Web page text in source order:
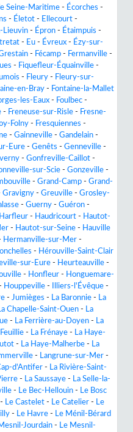
Seine-Maritime - Écorches -
- Életot - Ellecourt -
Lieuvin - Épron - Étaimpuis -
- Eu - Évreux - Ézy-sur-
- Fécamp - Fermanville -
- Fiquefleur-Équainville -
- Fleury - Fleury-sur-
en-Bray - Fontaine-la-Mallet
les-Eaux - Foulbec -
- Freneuse-sur-Risle - Fresne-
Folny - Fresquiennes -
- Gainneville - Gandelain -
Eure - Genêts - Genneville -
- Gonfreville-Caillot -
sur-Scie - Gonzeville -
- Grand-Camp - Grand-
Gravigny - Greuville - Grosley-
- Guerny - Guéron -
Harfleur - Haudricourt - Hautot-
- Hautot-sur-Seine - Hauville
Hermanville-sur-Mer -
- Hérouville-Saint-Clair
sur-Eure - Heurteauville -
- Honfleur - Honguemare-
Houppeville - Illiers-l'Évêque -
- Jumièges - La Baronnie - La
Chapelle-Saint-Ouen - La
- La Ferrière-au-Doyen - La
Feuillie - La Frénaye - La Haye-
- La Haye-Malherbe - La
- Langrune-sur-Mer -
d'Antifer - La Rivière-Saint-
- La Saussaye - La Selle-la-
- Le Bec-Hellouin - Le Bosc
- Le Castelet - Le Catelier - Le
- Le Havre - Le Ménil-Bérard
Jourdain - Le Mesnil-